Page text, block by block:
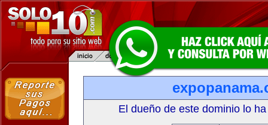
El dueño de este dominio lo